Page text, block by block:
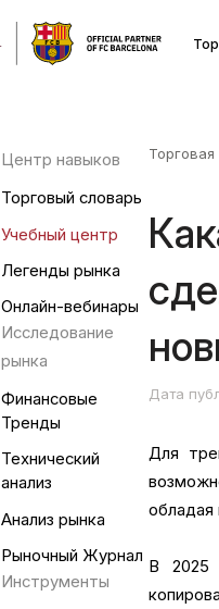
Центр навыков
Торговый словарь
Учебный центр
Легенды рынка
Онлайн-вебинары
Исследование
рынка
Финансовые
Тренды
Технический
анализ
Анализ рынка
Рыночный Журнал
Инструменты
Дата
Для
В 2025